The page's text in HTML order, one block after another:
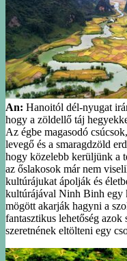
An: Hanoitól dél-nyugat
hogy a zöldellő táj
Az égbe magasodó
levegő és a smaragdzöld
hogy közelebb kerüljünk a
az őslakosok már nem
kultúrájukat ápolják és
kultúrájával Ninh Binh egy
mögött akarják hagyni a
fantasztikus lehetőség
szeretnének eltölteni egy